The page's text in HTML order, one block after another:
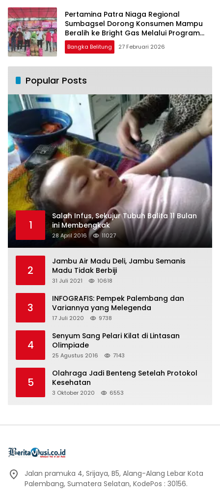
Pertamina Patra Niaga Regional
Sumbagsel Dorong Konsumen Mampu
Beralih ke Bright Gas Melalui Program
Trade In di Belitung Timur
Bangka Belitung 27 Februari 2026
Popular Posts
1
Salah Infus, Sekujur Tubuh Balita 11 Bulan
ini Membengkak
28 April 2016 11027
2
Jambu Air Madu Deli, Jambu Semanis
Madu Tidak Berbiji
31 Juli 2021 10618
3
INFOGRAFIS: Pempek Palembang dan
Variannya yang Melegenda
17 Juli 2020 9738
4
Senyum Sang Pelari Kilat di Lintasan
Olimpiade
25 Agustus 2016 7143
5
Olahraga Jadi Benteng Setelah Protokol
Kesehatan
3 Oktober 2020 6553
Jalan pramuka 4, Srijaya, B5, Alang-Alang Lebar Kota
Palembang, Sumatera Selatan, KodePos : 30156.